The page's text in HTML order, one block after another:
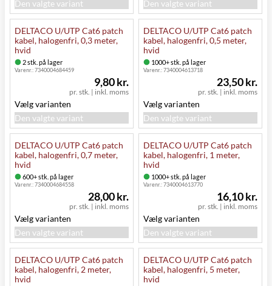
Den valgte variant Den valgte variant
DELTACO U/UTP Cat6 patch
kabel, halogenfri, 0,3 meter,
hvid
2 stk. på lager
Varenr.:7340004684459
pr. stk. | inkl. moms
9,80 kr.
Vælg varianten
Den valgte variant
DELTACO U/UTP Cat6 patch
kabel, halogenfri, 0,5 meter,
hvid
1000+ stk. på lager
Varenr.:7340004613718
pr. stk. | inkl. moms
23,50 kr.
Vælg varianten
Den valgte variant
DELTACO U/UTP Cat6 patch
kabel, halogenfri, 0,7 meter,
hvid
600+ stk. på lager
Varenr.:7340004684558
pr. stk. | inkl. moms
28,00 kr.
Vælg varianten
Den valgte variant
DELTACO U/UTP Cat6 patch
kabel, halogenfri, 1 meter,
hvid
1000+ stk. på lager
Varenr.:7340004613770
pr. stk. | inkl. moms
16,10 kr.
Vælg varianten
Den valgte variant
DELTACO U/UTP Cat6 patch
kabel, halogenfri, 2 meter,
hvid
DELTACO U/UTP Cat6 patch
kabel, halogenfri, 5 meter,
hvid